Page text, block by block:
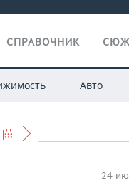
СПРАВОЧНИК
Авто
24